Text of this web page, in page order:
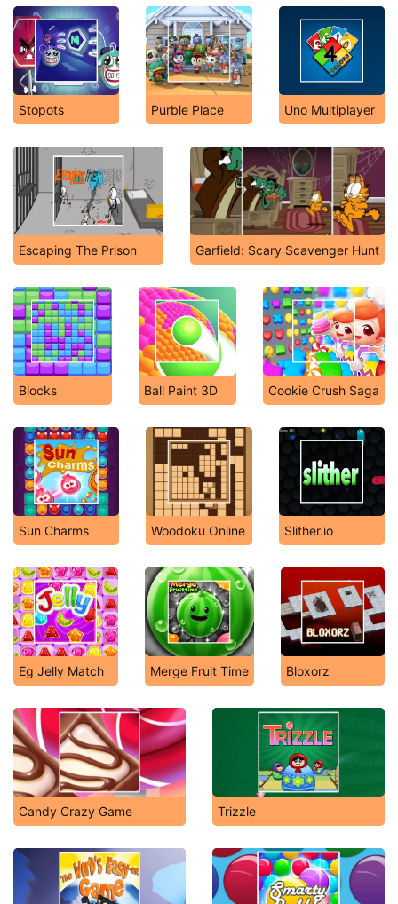
Stopots Purble Place Uno Multiplayer
Escaping The Prison Garfield: Scary Scavenger Hunt
Blocks Ball Paint 3D Cookie Crush Saga
Sun Charms Woodoku Online Slither.io
Eg Jelly Match Merge Fruit Time Bloxorz
Candy Crazy Game Trizzle